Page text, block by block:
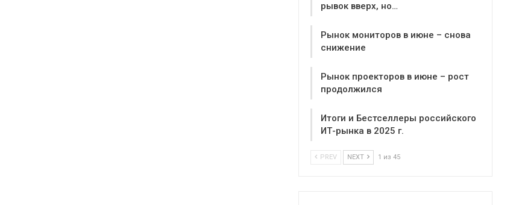
рывок вверх, но…
Рынок мониторов в июне – снова
снижение
Рынок проекторов в июне – рост
продолжился
Итоги и Бестселлеры российского
ИТ-рынка в 2025 г.
PREV NEXT 1 из 45